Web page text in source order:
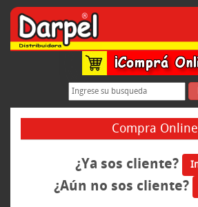
Compra Online
¿Ya sos cliente?
¿Aún no sos cliente?